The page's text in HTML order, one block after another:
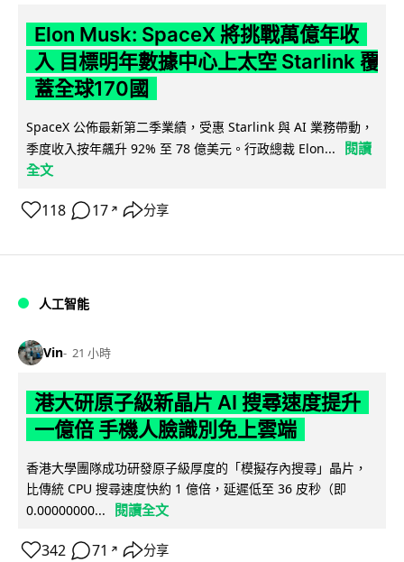
Elon Musk: SpaceX 將挑戰萬億年收
入 目標明年數據中心上太空 Starlink 覆
蓋全球170國
SpaceX 公佈最新第二季業績，受惠 Starlink 與 AI 業務帶動，
季度收入按年飆升 92% 至 78 億美元。行政總裁 Elon...
閱讀
全文
118 17 ↗ 分享
人工智能
Vin 21 小時
港大研原子級新晶片 AI 搜尋速度提升
一億倍 手機人臉識別免上雲端
香港大學團隊成功研發原子級厚度的「模擬存內搜尋」晶片，
比傳統 CPU 搜尋速度快約 1 億倍，延遲低至 36 皮秒（即
0.00000000...
閱讀全文
342 71 ↗ 分享